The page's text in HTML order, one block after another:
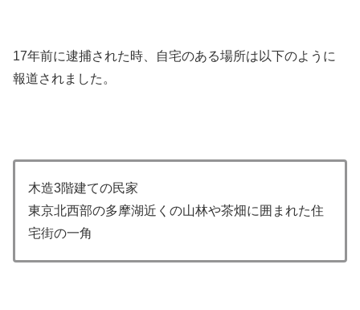
17年前に逮捕された時、自宅のある場所は以下のように
報道されました。
木造3階建ての民家
東京北西部の多摩湖近くの山林や茶畑に囲まれた住
宅街の一角